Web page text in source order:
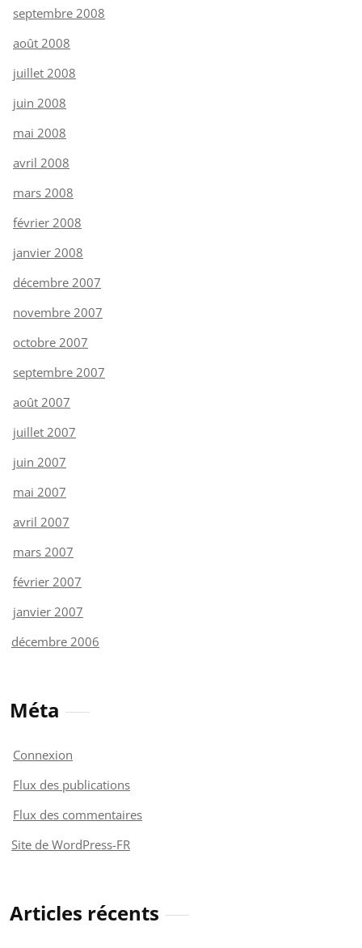
septembre 2008
août 2008
juillet 2008
juin 2008
mai 2008
avril 2008
mars 2008
février 2008
janvier 2008
décembre 2007
novembre 2007
octobre 2007
septembre 2007
août 2007
juillet 2007
juin 2007
mai 2007
avril 2007
mars 2007
février 2007
janvier 2007
décembre 2006
Méta
Connexion
Flux des publications
Flux des commentaires
Site de WordPress-FR
Articles récents